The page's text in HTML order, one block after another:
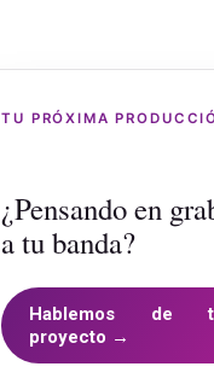
TU PRÓXIMA
¿Pensando en
a tu banda?
Hablemos de
proyecto →